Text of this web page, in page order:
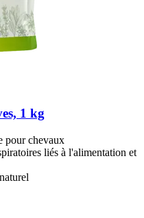
1 kg
pour chevaux
liés à l'alimentation et